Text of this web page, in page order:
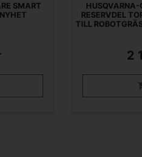
SMART
HUSQVARNA-
RESERVDEL
TILL
2